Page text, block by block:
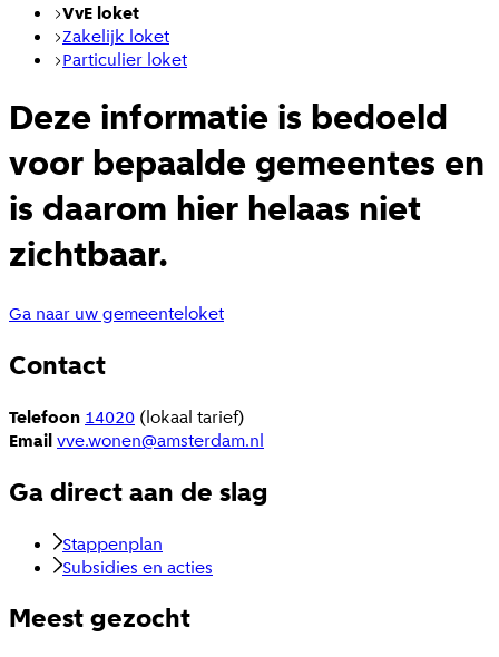
VvE loket
Zakelijk loket
Particulier loket
Deze informatie is bedoeld
voor bepaalde gemeentes en
is daarom hier helaas niet
zichtbaar.
Ga naar uw gemeenteloket
Contact
Telefoon 14020 (lokaal tarief)
Emailvve.wonen@amsterdam.nl
Ga direct aan de slag
Stappenplan
Subsidies en acties
Meest gezocht